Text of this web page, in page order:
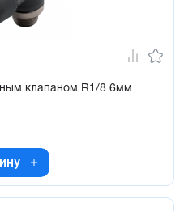
клапаном R1/8 6мм